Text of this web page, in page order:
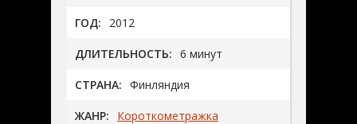
ГОД: 2012
ДЛИТЕЛЬНОСТЬ: 6 минут
СТРАНА: Финляндия
ЖАНР: Короткометражка